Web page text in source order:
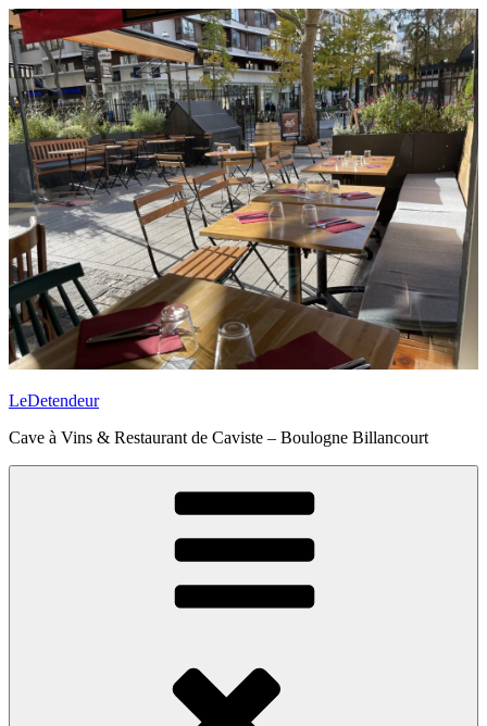
Aller
au
contenu
principal
LeDetendeur
Cave à Vins & Restaurant de Caviste – Boulogne Billancourt